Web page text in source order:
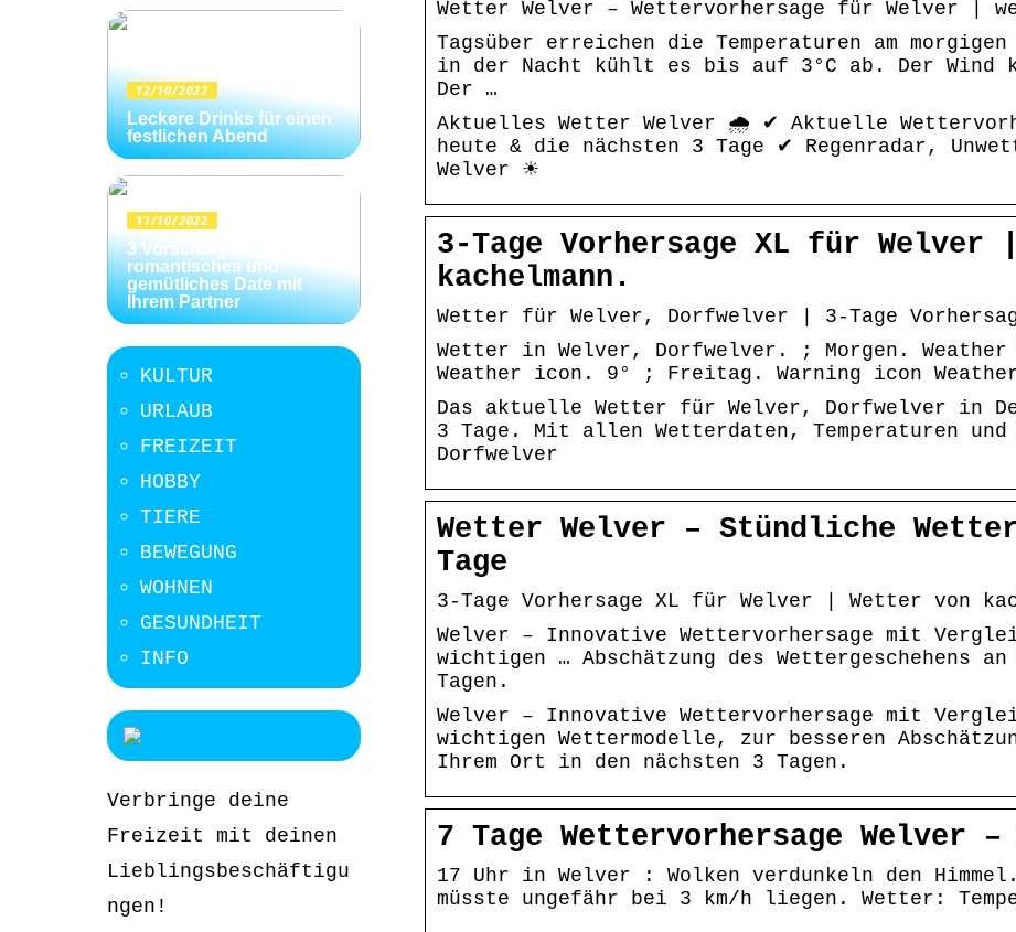
Wetter Welver – Wettervorhersage für Welver |
Tagsüber erreichen die Temperaturen am
in der Nacht kühlt es bis auf 3°C ab. Der Wind
Der …
Aktuelles Wetter Welver 🌧️ ✔ Aktuelle
heute & die nächsten 3 Tage ✔ Regenradar,
Welver ☀
3-Tage Vorhersage XL für Welver
kachelmann.
Wetter für Welver, Dorfwelver | 3-Tage
Wetter in Welver, Dorfwelver. ; Morgen. Weather
Weather icon. 9° ; Freitag. Warning icon
Das aktuelle Wetter für Welver, Dorfwelver in
3 Tage. Mit allen Wetterdaten, Temperaturen und
Dorfwelver
Wetter Welver – Stündliche
Tage
3-Tage Vorhersage XL für Welver | Wetter von
Welver – Innovative Wettervorhersage mit
wichtigen … Abschätzung des Wettergeschehens
Tagen.
Welver – Innovative Wettervorhersage mit
wichtigen Wettermodelle, zur besseren
Ihrem Ort in den nächsten 3 Tagen.
7 Tage Wettervorhersage Welver –
17 Uhr in Welver : Wolken verdunkeln den
müsste ungefähr bei 3 km/h liegen. Wetter:
12/10/2022
Leckere Drinks für einen
festlichen Abend
11/10/2022
3 Vorschläge für ein
romantisches und
gemütliches Date mit
Ihrem Partner
KULTUR
URLAUB
FREIZEIT
HOBBY
TIERE
BEWEGUNG
WOHNEN
GESUNDHEIT
INFO
Verbringe deine
Freizeit mit deinen
Lieblingsbeschäftigu
ngen!